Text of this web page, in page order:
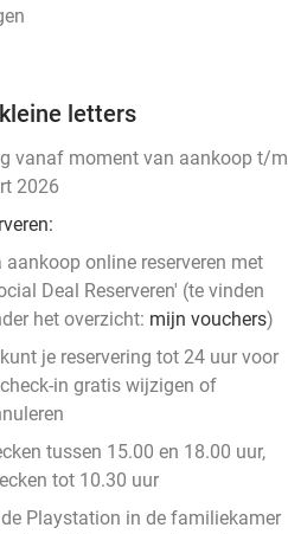
letters
vanaf moment van aankoop t/m
2026
aankoop online reserveren met
Deal Reserveren' (te vinden
het overzicht: mijn vouchers)
je reservering tot 24 uur voor
in gratis wijzigen of
tussen 15.00 en 18.00 uur,
tot 10.30 uur
Playstation in de familiekamer